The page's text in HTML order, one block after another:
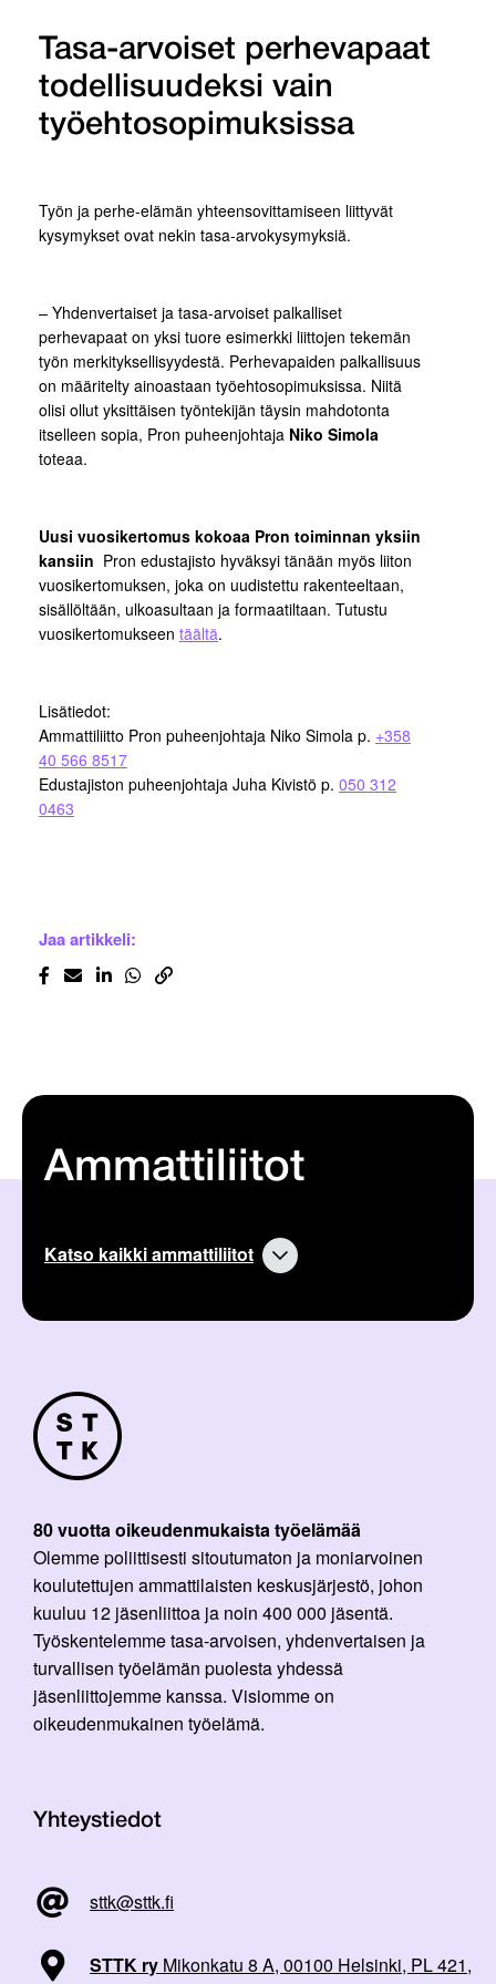
Tasa-arvoiset perhevapaat
todellisuudeksi vain
työehtosopimuksissa
Työn ja perhe-elämän yhteensovittamiseen liittyvät
kysymykset ovat nekin tasa-arvokysymyksiä.
– Yhdenvertaiset ja tasa-arvoiset palkalliset
perhevapaat on yksi tuore esimerkki liittojen tekemän
työn merkityksellisyydestä. Perhevapaiden palkallisuus
on määritelty ainoastaan työehtosopimuksissa. Niitä
olisi ollut yksittäisen työntekijän täysin mahdotonta
itselleen sopia, Pron puheenjohtaja Niko Simola
toteaa.
Uusi vuosikertomus kokoaa Pron toiminnan yksiin
kansiin Pron edustajisto hyväksyi tänään myös liiton
vuosikertomuksen, joka on uudistettu rakenteeltaan,
sisällöltään, ulkoasultaan ja formaatiltaan. Tutustu
vuosikertomukseen täältä.
Lisätiedot:
Ammattiliitto Pron puheenjohtaja Niko Simola p. +358
40 566 8517
Edustajiston puheenjohtaja Juha Kivistö p. 050 312
0463
Jaa artikkeli:
Ammattiliitot
Katso kaikki ammattiliitot
80 vuotta oikeudenmukaista työelämää
Olemme poliittisesti sitoutumaton ja moniarvoinen
koulutettujen ammattilaisten keskusjärjestö, johon
kuuluu 12 jäsenliittoa ja noin 400 000 jäsentä.
Työskentelemme tasa-arvoisen, yhdenvertaisen ja
turvallisen työelämän puolesta yhdessä
jäsenliittojemme kanssa. Visiomme on
oikeudenmukainen työelämä.
Yhteystiedot
sttk@sttk.fi
STTK ry Mikonkatu 8 A, 00100 Helsinki, PL 421,